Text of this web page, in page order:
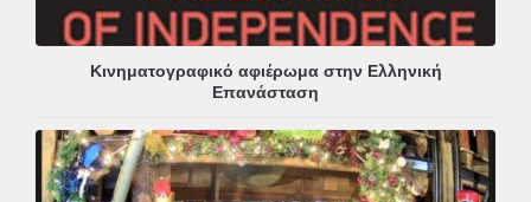
Κινηματογραφικό αφιέρωμα στην Ελληνική
Επανάσταση